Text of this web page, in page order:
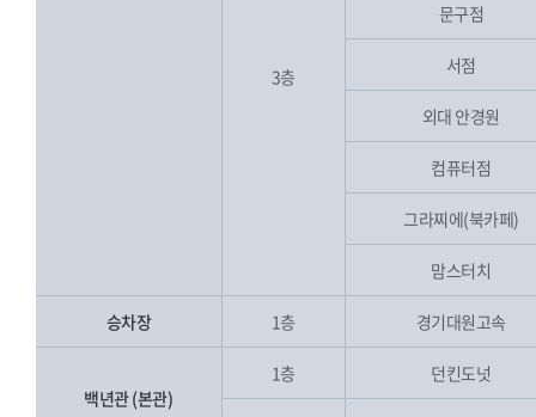
3층
문구점
서점
외대 안경원
컴퓨터점
그라찌에(북카페)
맘스터치
승차장 1층 경기대원고속
백년관 (본관)
1층 던킨도넛